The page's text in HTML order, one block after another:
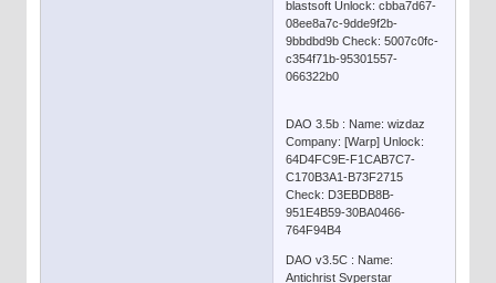
blastsoft Unlock: cbba7d67-
08ee8a7c-9dde9f2b-
9bbdbd9b Check: 5007c0fc-
c354f71b-95301557-
066322b0
DAO 3.5b : Name: wizdaz
Company: [Warp] Unlock:
64D4FC9E-F1CAB7C7-
C170B3A1-B73F2715
Check: D3EBDB8B-
951E4B59-30BA0466-
764F94B4
DAO v3.5C : Name:
Antichrist Svperstar